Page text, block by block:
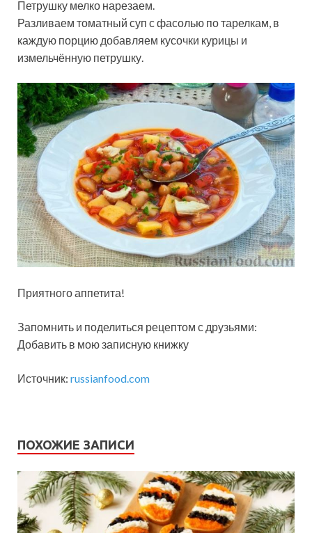
Петрушку мелко нарезаем.
Разливаем томатный суп с фасолью по тарелкам, в
каждую порцию добавляем кусочки курицы и
измельчённую петрушку.
Приятного аппетита!
Запомнить и поделиться рецептом с друзьями:
Добавить в мою записную книжку
Источник: russianfood.com
ПОХОЖИЕ ЗАПИСИ